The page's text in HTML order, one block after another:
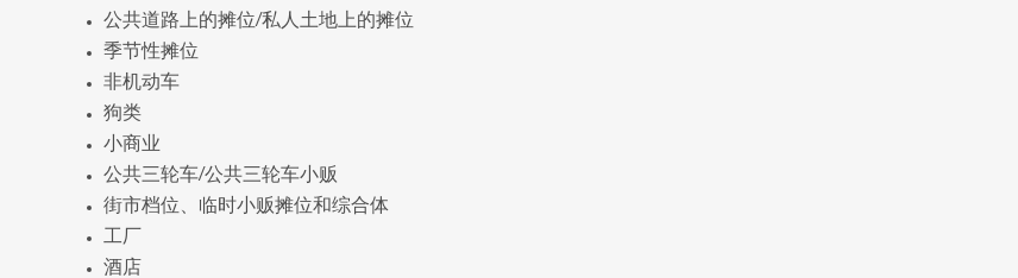
公共道路上的摊位/私人土地上的摊位
季节性摊位
非机动车
狗类
小商业
公共三轮车/公共三轮车小贩
街市档位、临时小贩摊位和综合体
工厂
酒店